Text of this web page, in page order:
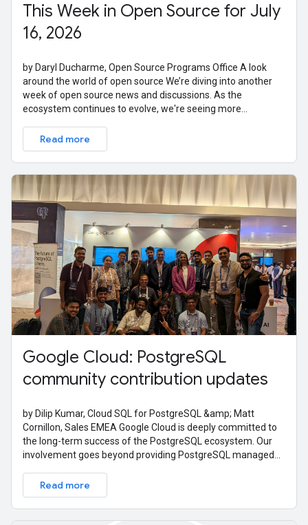
This Week in Open Source for July
16, 2026
by Daryl Ducharme, Open Source Programs Office A look
around the world of open source We’re diving into another
week of open source news and discussions. As the
ecosystem continues to evolve, we're seeing more
Read more
Google Cloud: PostgreSQL
community contribution updates
by Dilip Kumar, Cloud SQL for PostgreSQL &amp; Matt
Cornillon, Sales EMEA Google Cloud is deeply committed to
the long-term success of the PostgreSQL ecosystem. Our
involvement goes beyond providing PostgreSQL managed
Read more